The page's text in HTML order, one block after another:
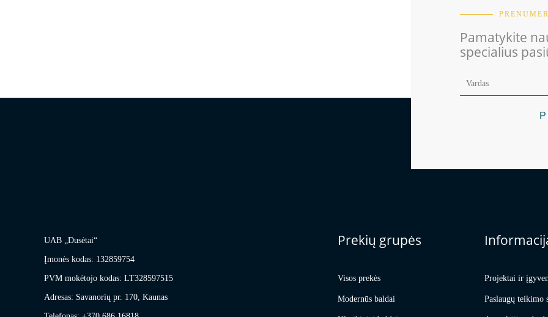
Pamatykite
specialius
UAB „Dusėtai“
Įmonės kodas: 132859754
PVM mokėtojo kodas: LT328597515
Adresas: Savanorių pr. 170, Kaunas
Prekių grupės
Visos prekės
Modernūs baldai
Projektai ir
Paslaugų teikimo